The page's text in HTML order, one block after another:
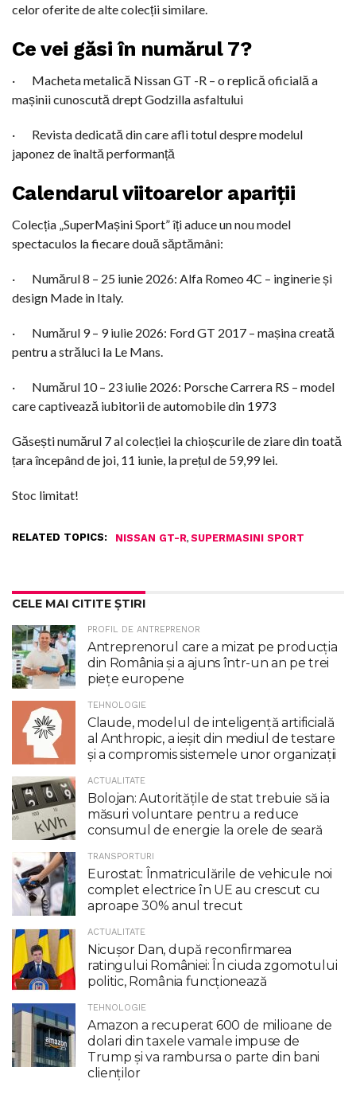
celor oferite de alte colecții similare.
Ce vei găsi în numărul 7?
· Macheta metalică Nissan GT -R – o replică oficială a
mașinii cunoscută drept Godzilla asfaltului
· Revista dedicată din care afli totul despre modelul
japonez de înaltă performanță
Calendarul viitoarelor apariții
Colecția „SuperMașini Sport” îți aduce un nou model
spectaculos la fiecare două săptămâni:
· Numărul 8 – 25 iunie 2026: Alfa Romeo 4C – inginerie și
design Made in Italy.
· Numărul 9 – 9 iulie 2026: Ford GT 2017 – mașina creată
pentru a străluci la Le Mans.
· Numărul 10 – 23 iulie 2026: Porsche Carrera RS – model
care captivează iubitorii de automobile din 1973
Găsești numărul 7 al colecției la chioșcurile de ziare din toată
țara începând de joi, 11 iunie, la prețul de 59,99 lei.
Stoc limitat!
RELATED TOPICS: NISSAN GT-R, SUPERMASINI SPORT
CELE MAI CITITE ȘTIRI
PROFIL DE ANTREPRENOR
Antreprenorul care a mizat pe producția
din România și a ajuns într-un an pe trei
piețe europene
TEHNOLOGIE
Claude, modelul de inteligenţă artificială
al Anthropic, a ieşit din mediul de testare
şi a compromis sistemele unor organizaţii
ACTUALITATE
Bolojan: Autoritățile de stat trebuie să ia
măsuri voluntare pentru a reduce
consumul de energie la orele de seară
TRANSPORTURI
Eurostat: Înmatriculările de vehicule noi
complet electrice în UE au crescut cu
aproape 30% anul trecut
ACTUALITATE
Nicuşor Dan, după reconfirmarea
ratingului României: În ciuda zgomotului
politic, România funcţionează
TEHNOLOGIE
Amazon a recuperat 600 de milioane de
dolari din taxele vamale impuse de
Trump şi va rambursa o parte din bani
clienţilor